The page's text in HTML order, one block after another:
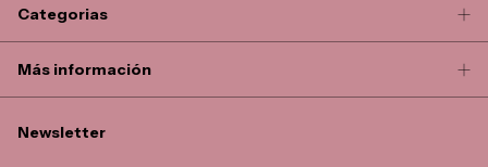
Categorias
Más información
Newsletter